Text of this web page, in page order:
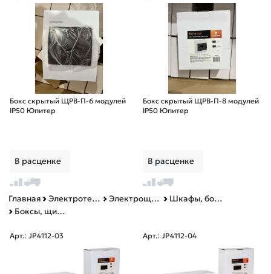
Бокс скрытый ЩРВ-П-6 модулей
IP50 Юпитер
В расценке
Бокс скрытый ЩРВ-П-8 модулей
IP50 Юпитер
В расценке
Главная Электротехническая продукция Электрощитовое оборудование
Шкафы, боксы, аксессуары
Боксы, щиты, ящики для наружной для установки
Арт.: JP4112-03 Арт.: JP4112-04